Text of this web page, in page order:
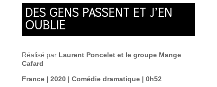
DES GENS PASSENT ET J’EN
OUBLIE
Réalisé par Laurent Poncelet et le groupe Mange
Cafard
France | 2020 | Comédie dramatique | 0h52